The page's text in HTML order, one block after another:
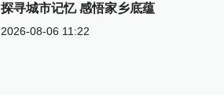
探寻城市记忆 感悟家乡底蕴
2026-08-06 11:22